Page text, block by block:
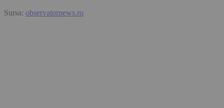
Sursa: observatornews.ro